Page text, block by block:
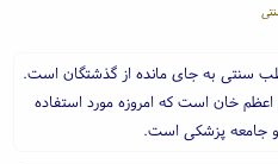
طب سنتی به جای مانده از گذشتگان است.
خان است که امروزه مورد استفاده
جامعه پزشکی است.